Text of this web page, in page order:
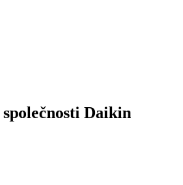
Daikin